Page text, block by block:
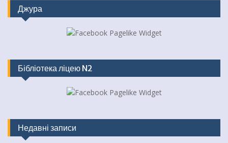
Джура
Бібліотека ліцею N2
Недавні записи